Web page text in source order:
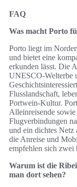
FAQ
Was macht Porto
Porto liegt im
und bietet eine
erkunden lässt. Die
UNESCO‑Welterbe
Flusslandschaft,
Portwein‑Kultur.
Alleinreisende
Flugverbindungen
und ein dichtes Netz
die Anreise und
empfehlen sich zwei
Warum ist die
man dort sehen?